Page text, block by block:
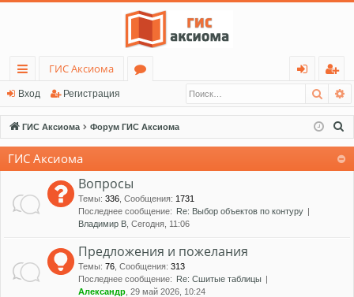
с
ы
лк
и
ГИС Аксиома
ру
м
д
ег
ис
тр
Вход Регистрация
ГИС Аксиома Форум ГИС Аксиома
ГИС Аксиома
Вопросы
Темы: 336 Сообщения: 1731
Последнее сообщение: Re: Выбор объектов по контуру
Владимир В , Сегодня, 11:06
Предложения и пожелания
Темы: 76 Сообщения: 313
Последнее сообщение: Re: Сшитые таблицы
Александр , 29 май 2026, 10:24